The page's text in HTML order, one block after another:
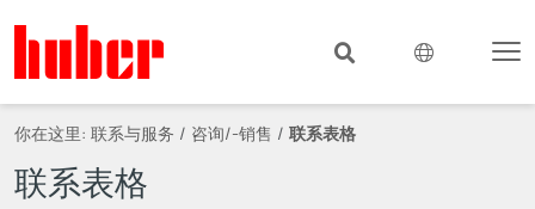
你在这里: 联系与服务 咨询/-销售 联系表格
联系表格